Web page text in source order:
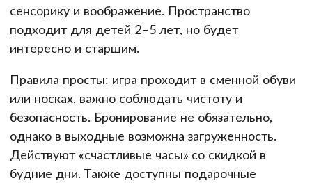
сенсорику и воображение. Пространство
подходит для детей 2–5 лет, но будет
интересно и старшим.
Правила просты: игра проходит в сменной обуви
или носках, важно соблюдать чистоту и
безопасность. Бронирование не обязательно,
однако в выходные возможна загруженность.
Действуют «счастливые часы» со скидкой в
будние дни. Также доступны подарочные